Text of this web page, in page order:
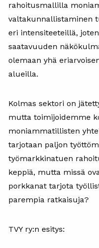
rahoitusmallilla
valtakunnallistaminen
eri intensiteeteillä,
saatavuuden
olemaan yhä
alueilla.
Kolmas sektori on
mutta toimijoidemme
moniammatillisten
tarjotaan paljon
työmarkkinatuen
keppiä, mutta missä
porkkanat tarjota
parempia ratkaisuja?
TVY ry:n esitys: